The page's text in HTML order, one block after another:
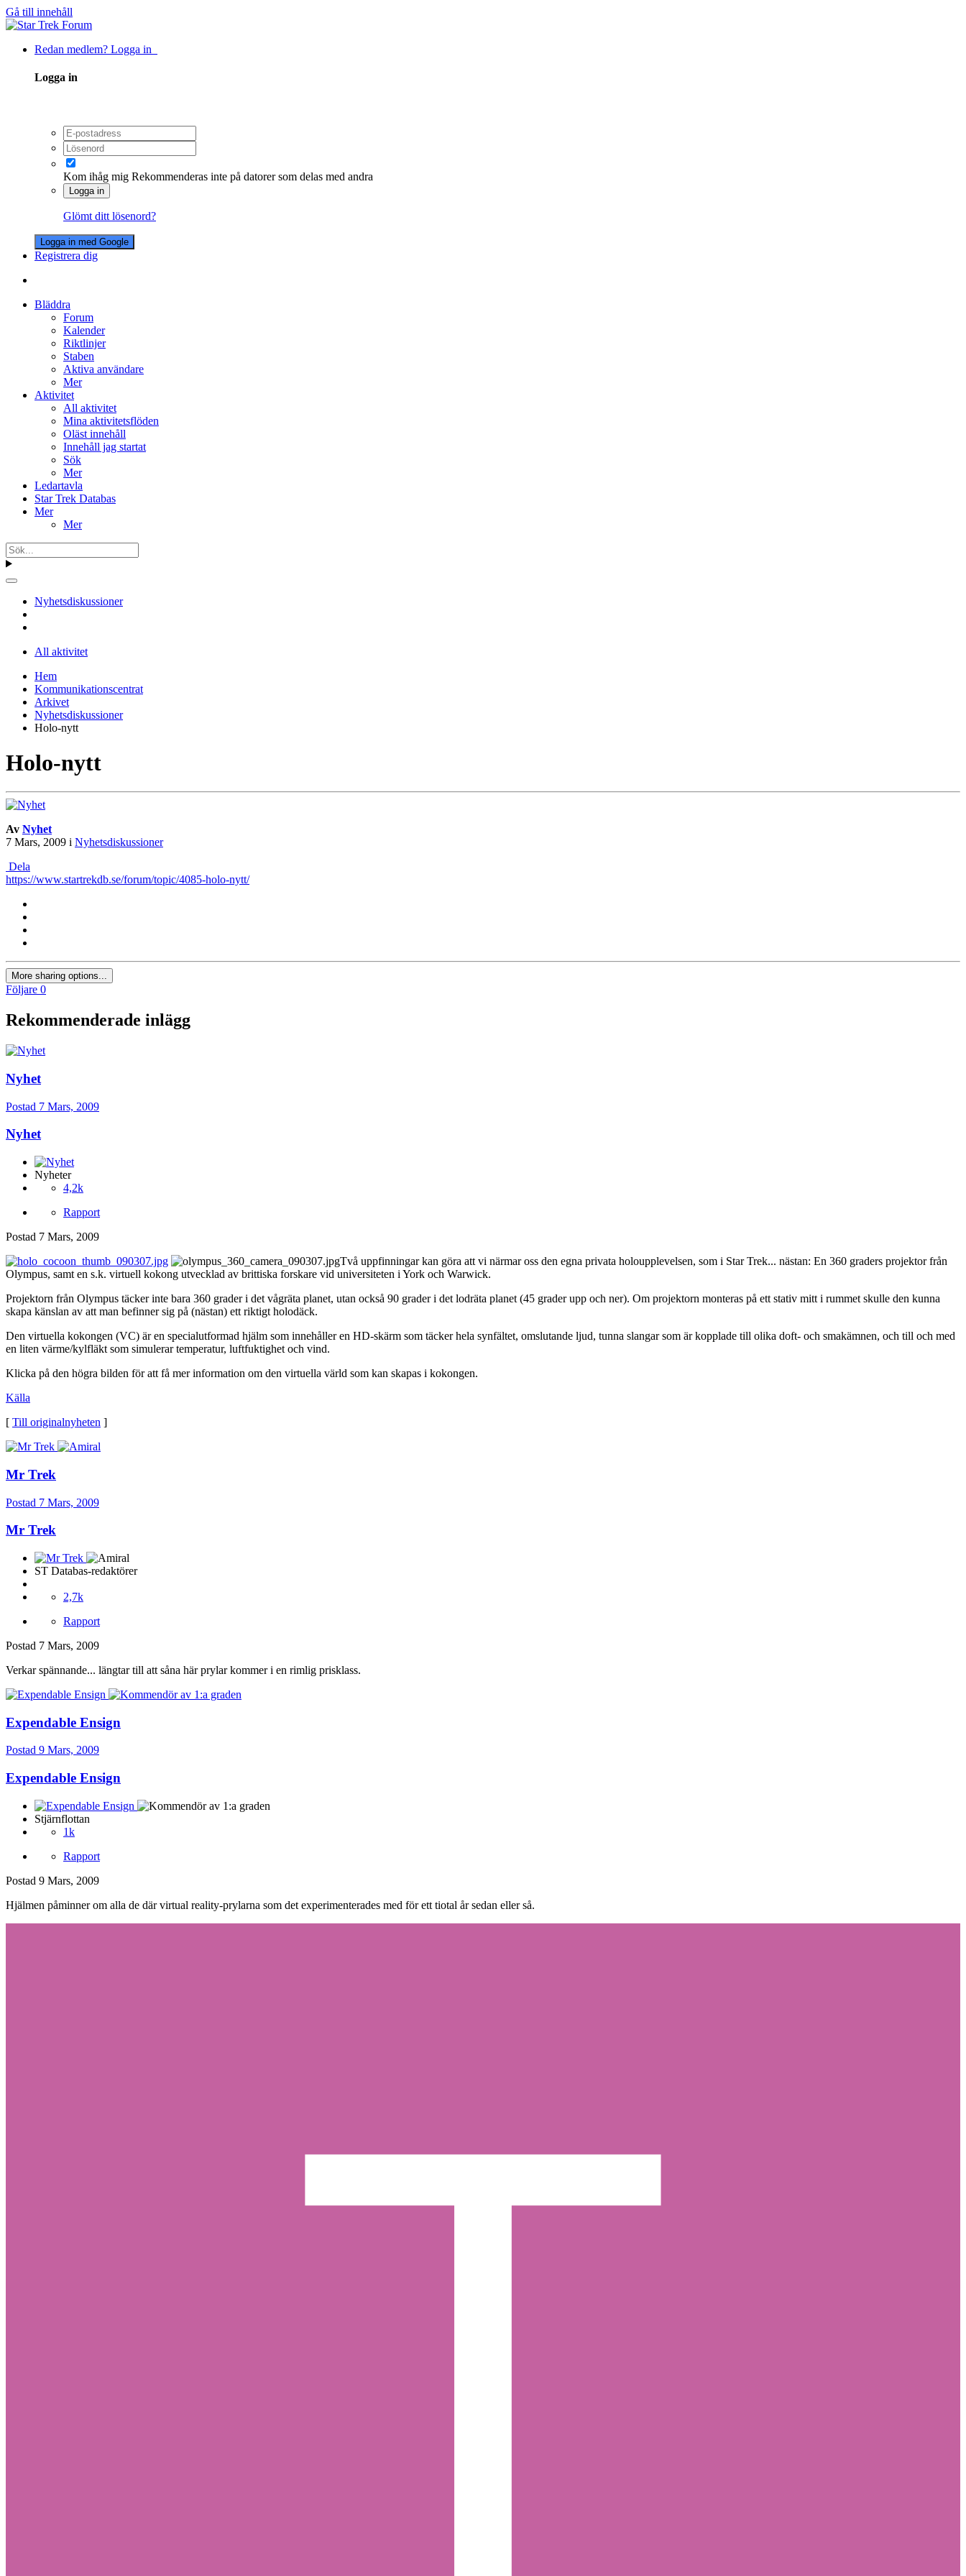
Gå till innehåll
Redan medlem? Logga in
Logga in
Kom ihåg mig Rekommenderas inte på datorer som delas med andra
Logga in
Glömt ditt lösenord?
Logga in med Google
Registrera dig
Bläddra
Forum
Kalender
Riktlinjer
Staben
Aktiva användare
Mer
Aktivitet
All aktivitet
Mina aktivitetsflöden
Oläst innehåll
Innehåll jag startat
Sök
Mer
Ledartavla
Star Trek Databas
Mer
Mer
Nyhetsdiskussioner
All aktivitet
Hem
Kommunikationscentrat
Arkivet
Nyhetsdiskussioner
Holo-nytt
Holo-nytt
Av Nyhet
7 Mars, 2009 i Nyhetsdiskussioner
Dela
https://www.startrekdb.se/forum/topic/4085-holo-nytt/
More sharing options...
Följare 0
Rekommenderade inlägg
Nyhet
Postad 7 Mars, 2009
Nyhet
Nyheter
4,2k
Rapport
Postad 7 Mars, 2009
Två uppfinningar kan göra att vi närmar oss den egna privata holoupplevelsen, som i Star Trek... nästan: En 360 graders projektor från
Olympus, samt en s.k. virtuell kokong utvecklad av brittiska forskare vid universiteten i York och Warwick.
Projektorn från Olympus täcker inte bara 360 grader i det vågräta planet, utan också 90 grader i det lodräta planet (45 grader upp och ner). Om projektorn monteras på ett stativ mitt i rummet skulle den kunna
skapa känslan av att man befinner sig på (nästan) ett riktigt holodäck.
Den virtuella kokongen (VC) är en specialutformad hjälm som innehåller en HD-skärm som täcker hela synfältet, omslutande ljud, tunna slangar som är kopplade till olika doft- och smakämnen, och till och med
en liten värme/kylfläkt som simulerar temperatur, luftfuktighet och vind.
Klicka på den högra bilden för att få mer information om den virtuella värld som kan skapas i kokongen.
Källa
[ Till originalnyheten ]
Mr Trek
Postad 7 Mars, 2009
Mr Trek
ST Databas-redaktörer
2,7k
Rapport
Postad 7 Mars, 2009
Verkar spännande... längtar till att såna här prylar kommer i en rimlig prisklass.
Expendable Ensign
Postad 9 Mars, 2009
Expendable Ensign
Stjärnflottan
1k
Rapport
Postad 9 Mars, 2009
Hjälmen påminner om alla de där virtual reality-prylarna som det experimenterades med för ett tiotal år sedan eller så.